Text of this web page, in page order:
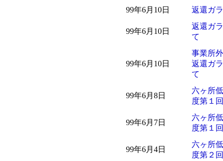
99年6月10日
返還ガ
99年6月10日
返還ガ
て
99年6月10日
事業所
返還ガ
て
99年6月8日
六ヶ所
度第１
99年6月7日
六ヶ所
度第１
99年6月4日
六ヶ所
度第２